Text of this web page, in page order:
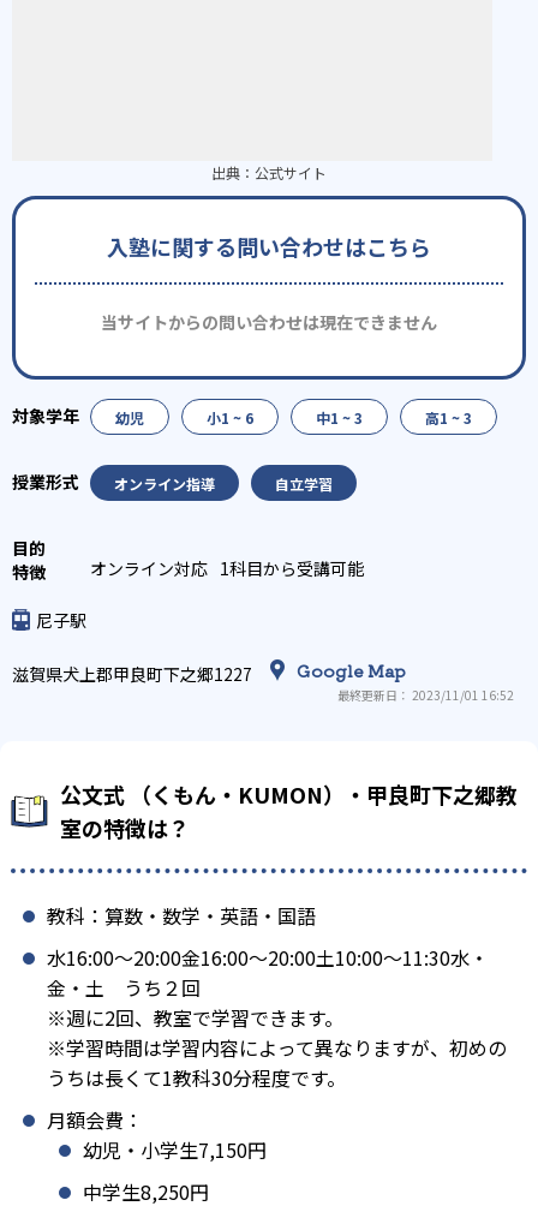
出典： 公式サイト
入塾に関する問い合わせはこちら
当サイトからの問い合わせは現在できません
幼児 小1 ~ 6 中1 ~ 3 高1 ~ 3
オンライン指導 自立学習
オンライン対応 1科目から受講可能
尼子駅
滋賀県犬上郡甲良町下之郷1227 Google Map
最終更新日： 2023/11/01 16:52
公文式 （くもん・KUMON）・甲良町下之郷教
室の特徴は？
教科：算数・数学・英語・国語
水16:00〜20:00金16:00〜20:00土10:00〜11:30水・
金・土 うち２回
※週に2回、教室で学習できます。
※学習時間は学習内容によって異なりますが、初めの
うちは長くて1教科30分程度です。
月額会費：
幼児・小学生7,150円
中学生8,250円